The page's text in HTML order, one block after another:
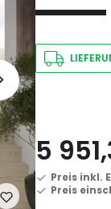
5
Preis inkl.
Preis